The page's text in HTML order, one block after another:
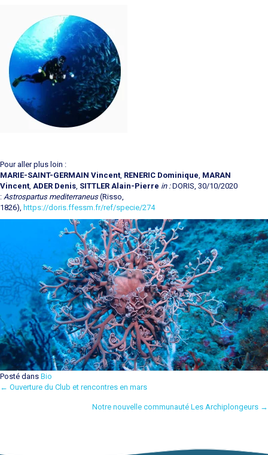
Pour aller plus loin :
MARIE-SAINT-GERMAIN Vincent, RENERIC Dominique, MARAN
Vincent, ADER Denis, SITTLER Alain-Pierre in :DORIS, 30/10/2020
: Astrospartus mediterraneus(Risso,
1826), https://doris.ffessm.fr/ref/specie/274
Posté dans Bio
← Ouverture du Club et rencontres en mars
Notre nouvelle communauté Les Archiplongeurs →